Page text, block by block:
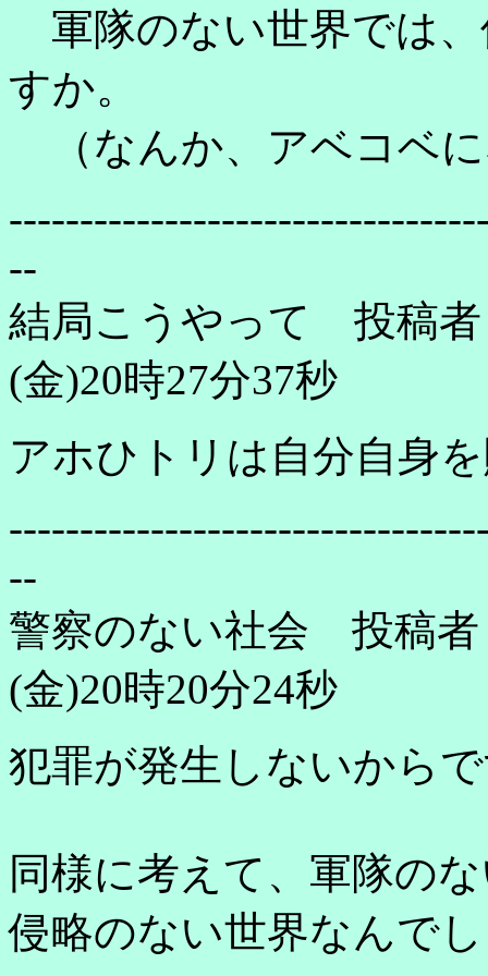
軍隊のない世界では
すか。
（なんか、アベコベ
--
結局こうやって 投稿
(金)20時27分37秒
アホひトリは自分自身
--
警察のない社会 投稿
(金)20時20分24秒
犯罪が発生しないから
同様に考えて、軍隊の
侵略のない世界なんで